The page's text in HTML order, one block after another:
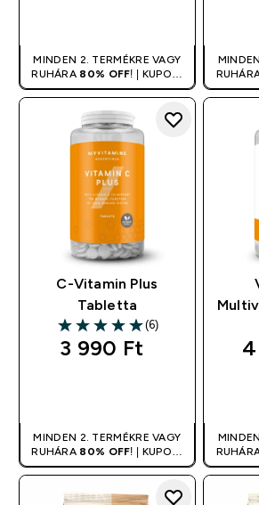
MINDEN 2. TERMÉKRE VAGY
RUHÁRA 80% OFF! | KUPON:
DUPLA
C-Vitamin Plus
Tabletta
5 out of 5 stars
(6)
3 990 Ft‎
MINDEN 2. TERMÉKRE VAGY
RUHÁRA 80% OFF! | KUPON:
DUPLA